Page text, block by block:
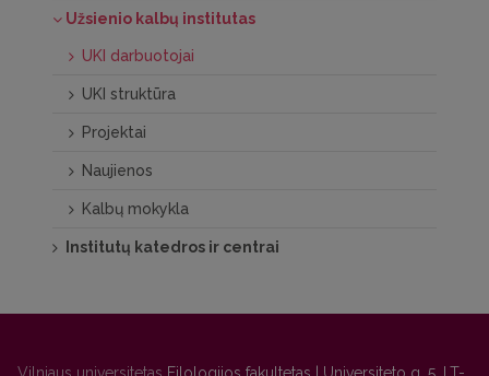
Užsienio kalbų institutas
UKI darbuotojai
UKI struktūra
Projektai
Naujienos
Kalbų mokykla
Institutų katedros ir centrai